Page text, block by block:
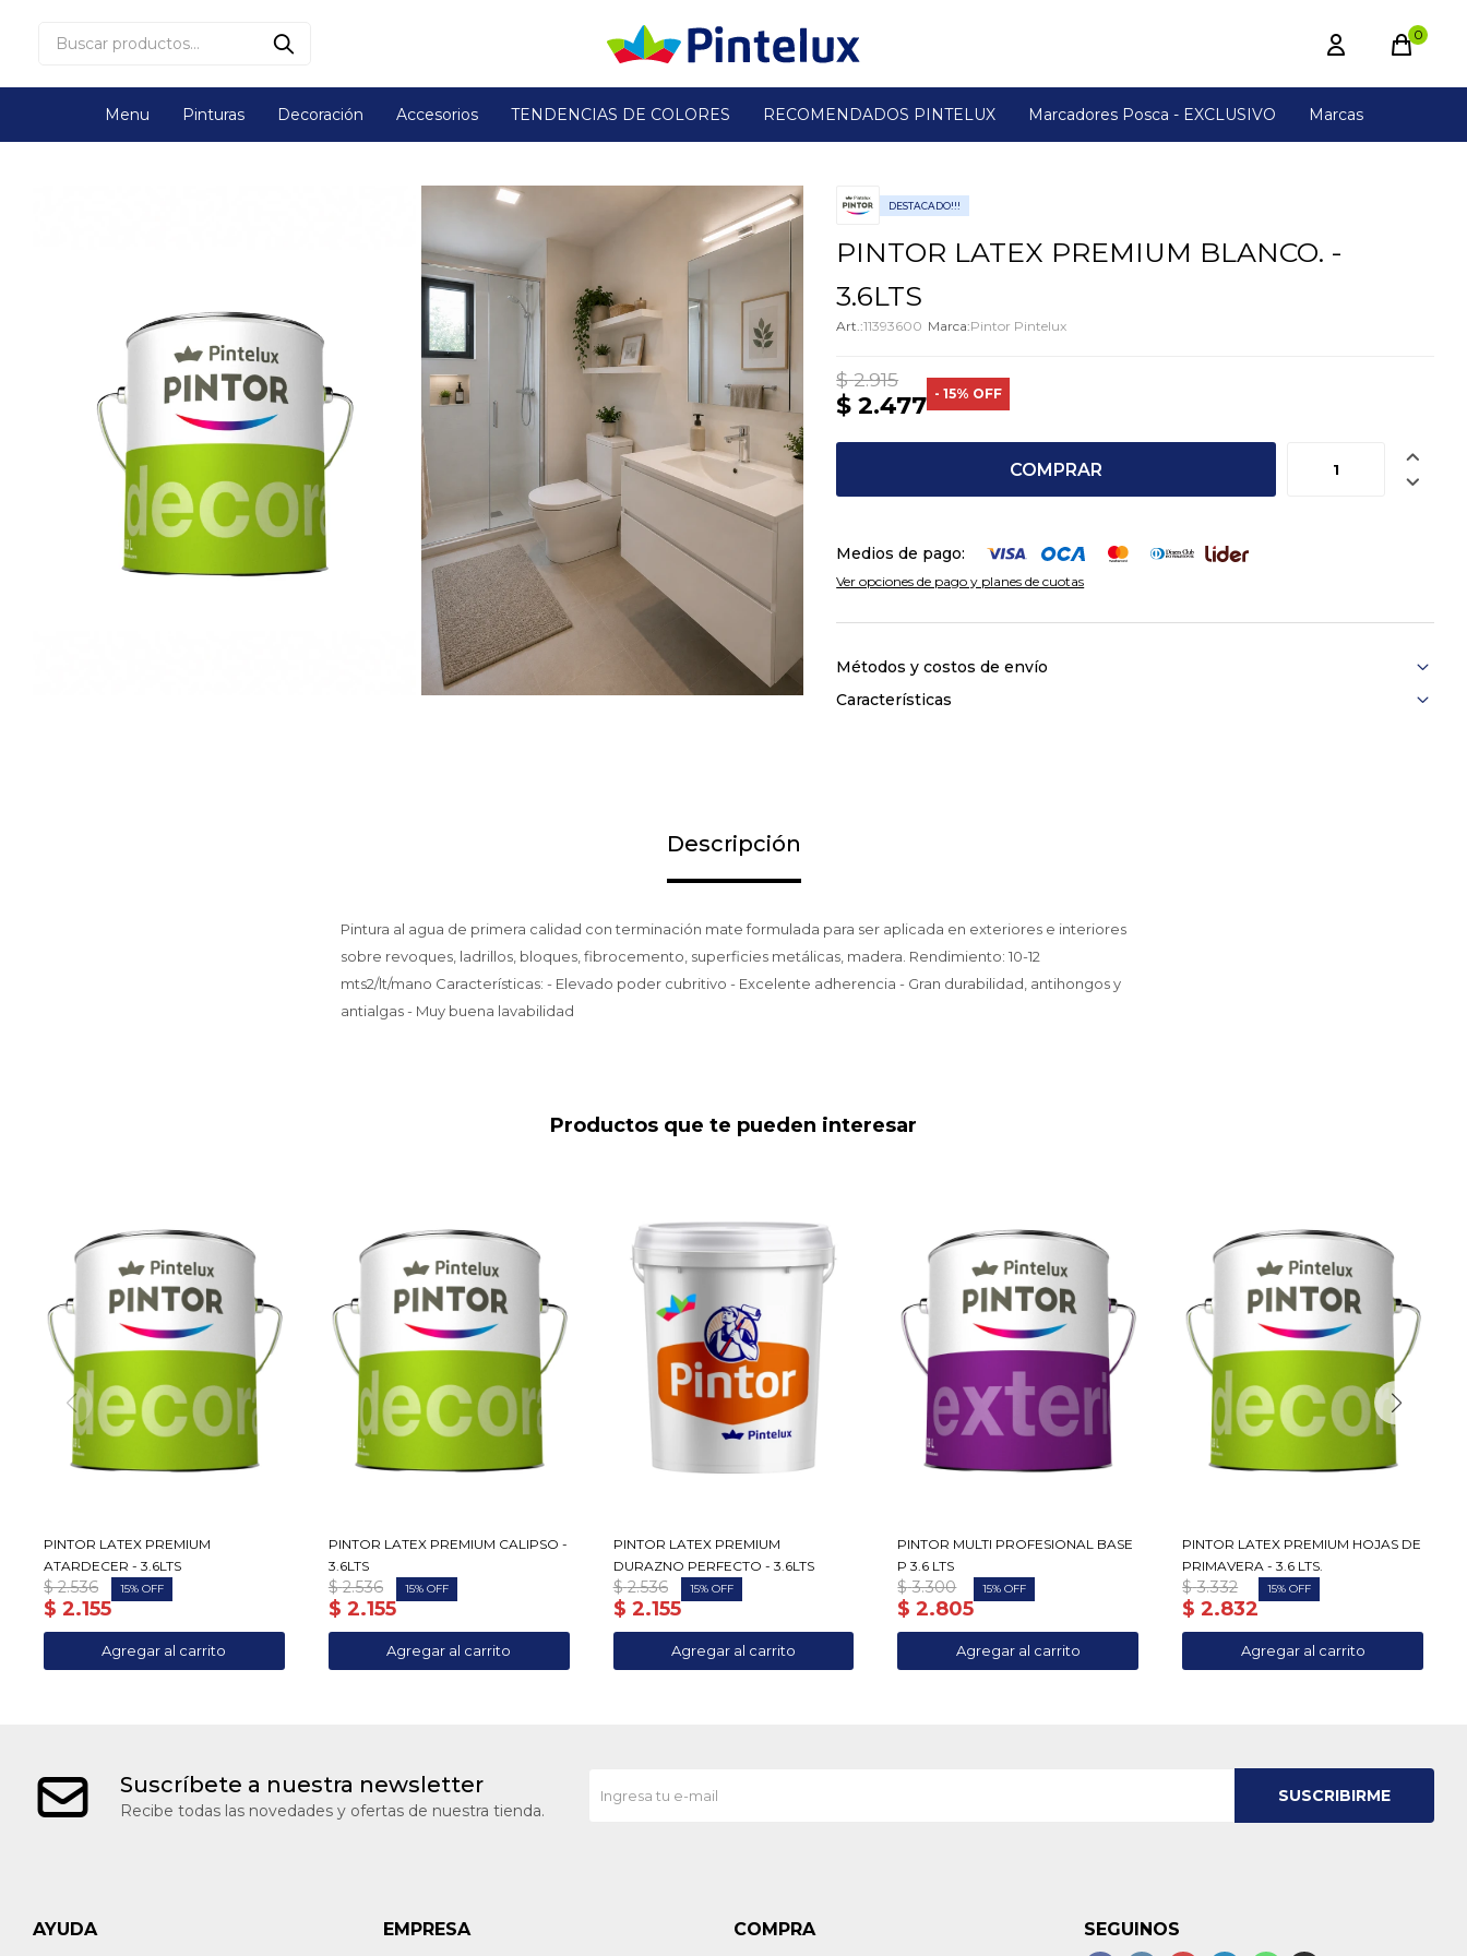
Menu Pinturas Decoración Accesorios TENDENCIAS DE COLORES RECOMENDADOS PINTELUX Marcadores Posca - EXCLUSIVO Marcas
0
DESTACADO!!!
PINTOR LATEX PREMIUM BLANCO. -
3.6LTS
11393600 Pintor Pintelux
$ 2.477
$ 2.915
15
COMPRAR


Medios de pago:
Ver opciones de pago y planes de cuotas
Métodos y costos de envío
Características
Descripción
Pintura al agua de primera calidad con terminación mate formulada para ser aplicada en exteriores e interiores
sobre revoques, ladrillos, bloques, fibrocemento, superficies metálicas, madera. Rendimiento: 10-12
mts2/lt/mano Características: - Elevado poder cubritivo - Excelente adherencia - Gran durabilidad, antihongos y
antialgas - Muy buena lavabilidad
Productos que te pueden interesar
PINTOR LATEX PREMIUM
ATARDECER - 3.6LTS
$ 2.155
$ 2.536 15
PINTOR LATEX PREMIUM CALIPSO -
3.6LTS
$ 2.155
$ 2.536 15
PINTOR LATEX PREMIUM
DURAZNO PERFECTO - 3.6LTS
$ 2.155
$ 2.536 15
PINTOR MULTI PROFESIONAL BASE
P 3.6 LTS
$ 2.805
$ 3.300 15
PINTOR LATEX PREMIUM HOJAS DE
PRIMAVERA - 3.6 LTS.
$ 2.832
$ 3.332 15
Suscríbete a nuestra newsletter
Recibe todas las novedades y ofertas de nuestra tienda.
SUSCRIBIRME
AYUDA EMPRESA COMPRA SEGUINOS